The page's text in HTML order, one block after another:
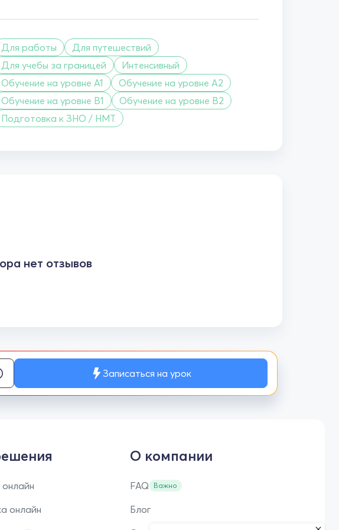
Для работы
Для путешествий
Для учебы за границей
Интенсивный
Обучение на уровне A1
Обучение на уровне A2
Обучение на уровне B1
Обучение на уровне B2
Подготовка к ЗНО / НМТ
нет отзывов
Записаться на урок
онлайн
онлайн
О компании
FAQ Важно
Блог